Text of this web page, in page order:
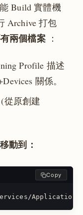
Build 實體機
Archive 打包
兩個檔案：
Profile 描述
關係。
從原創建
動到：
Copy